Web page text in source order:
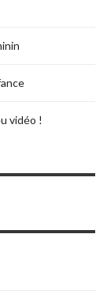
vidéo !